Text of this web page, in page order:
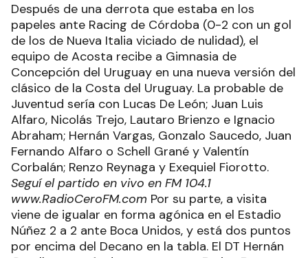
Después de una derrota que estaba en los
papeles ante Racing de Córdoba (0-2 con un gol
de los de Nueva Italia viciado de nulidad), el
equipo de Acosta recibe a Gimnasia de
Concepción del Uruguay en una nueva versión del
clásico de la Costa del Uruguay. La probable de
Juventud sería con Lucas De León; Juan Luis
Alfaro, Nicolás Trejo, Lautaro Brienzo e Ignacio
Abraham; Hernán Vargas, Gonzalo Saucedo, Juan
Fernando Alfaro o Schell Grané y Valentín
Corbalán; Renzo Reynaga y Exequiel Fiorotto.
Seguí el partido en vivo en FM 104.1
www.RadioCeroFM.com Por su parte, a visita
viene de igualar en forma agónica en el Estadio
Núñez 2 a 2 ante Boca Unidos, y está dos puntos
por encima del Decano en la tabla. El DT Hernán